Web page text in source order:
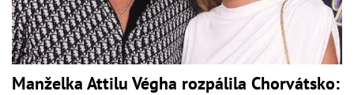
Manželka Attilu Végha rozpálila Chorvátsko: